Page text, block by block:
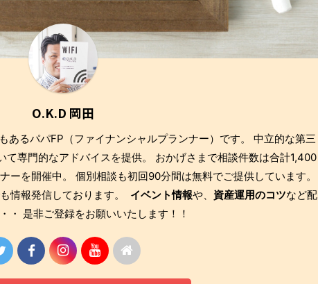
O.K.D 岡田
あるパパFP（ファイナンシャルプランナー）です。 中立的な第三
て専門的なアドバイスを提供。 おかげさまで相談件数は合計1,400
ーを開催中。 個別相談も初回90分間は無料でご提供しています。
情報発信しております。 イベント情報や、 資産運用のコツなど配
・ 是非ご登録をお願いいたします！！